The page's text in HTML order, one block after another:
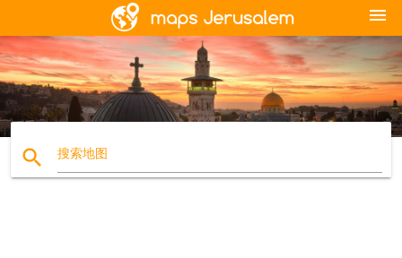
menu
search 搜索地图